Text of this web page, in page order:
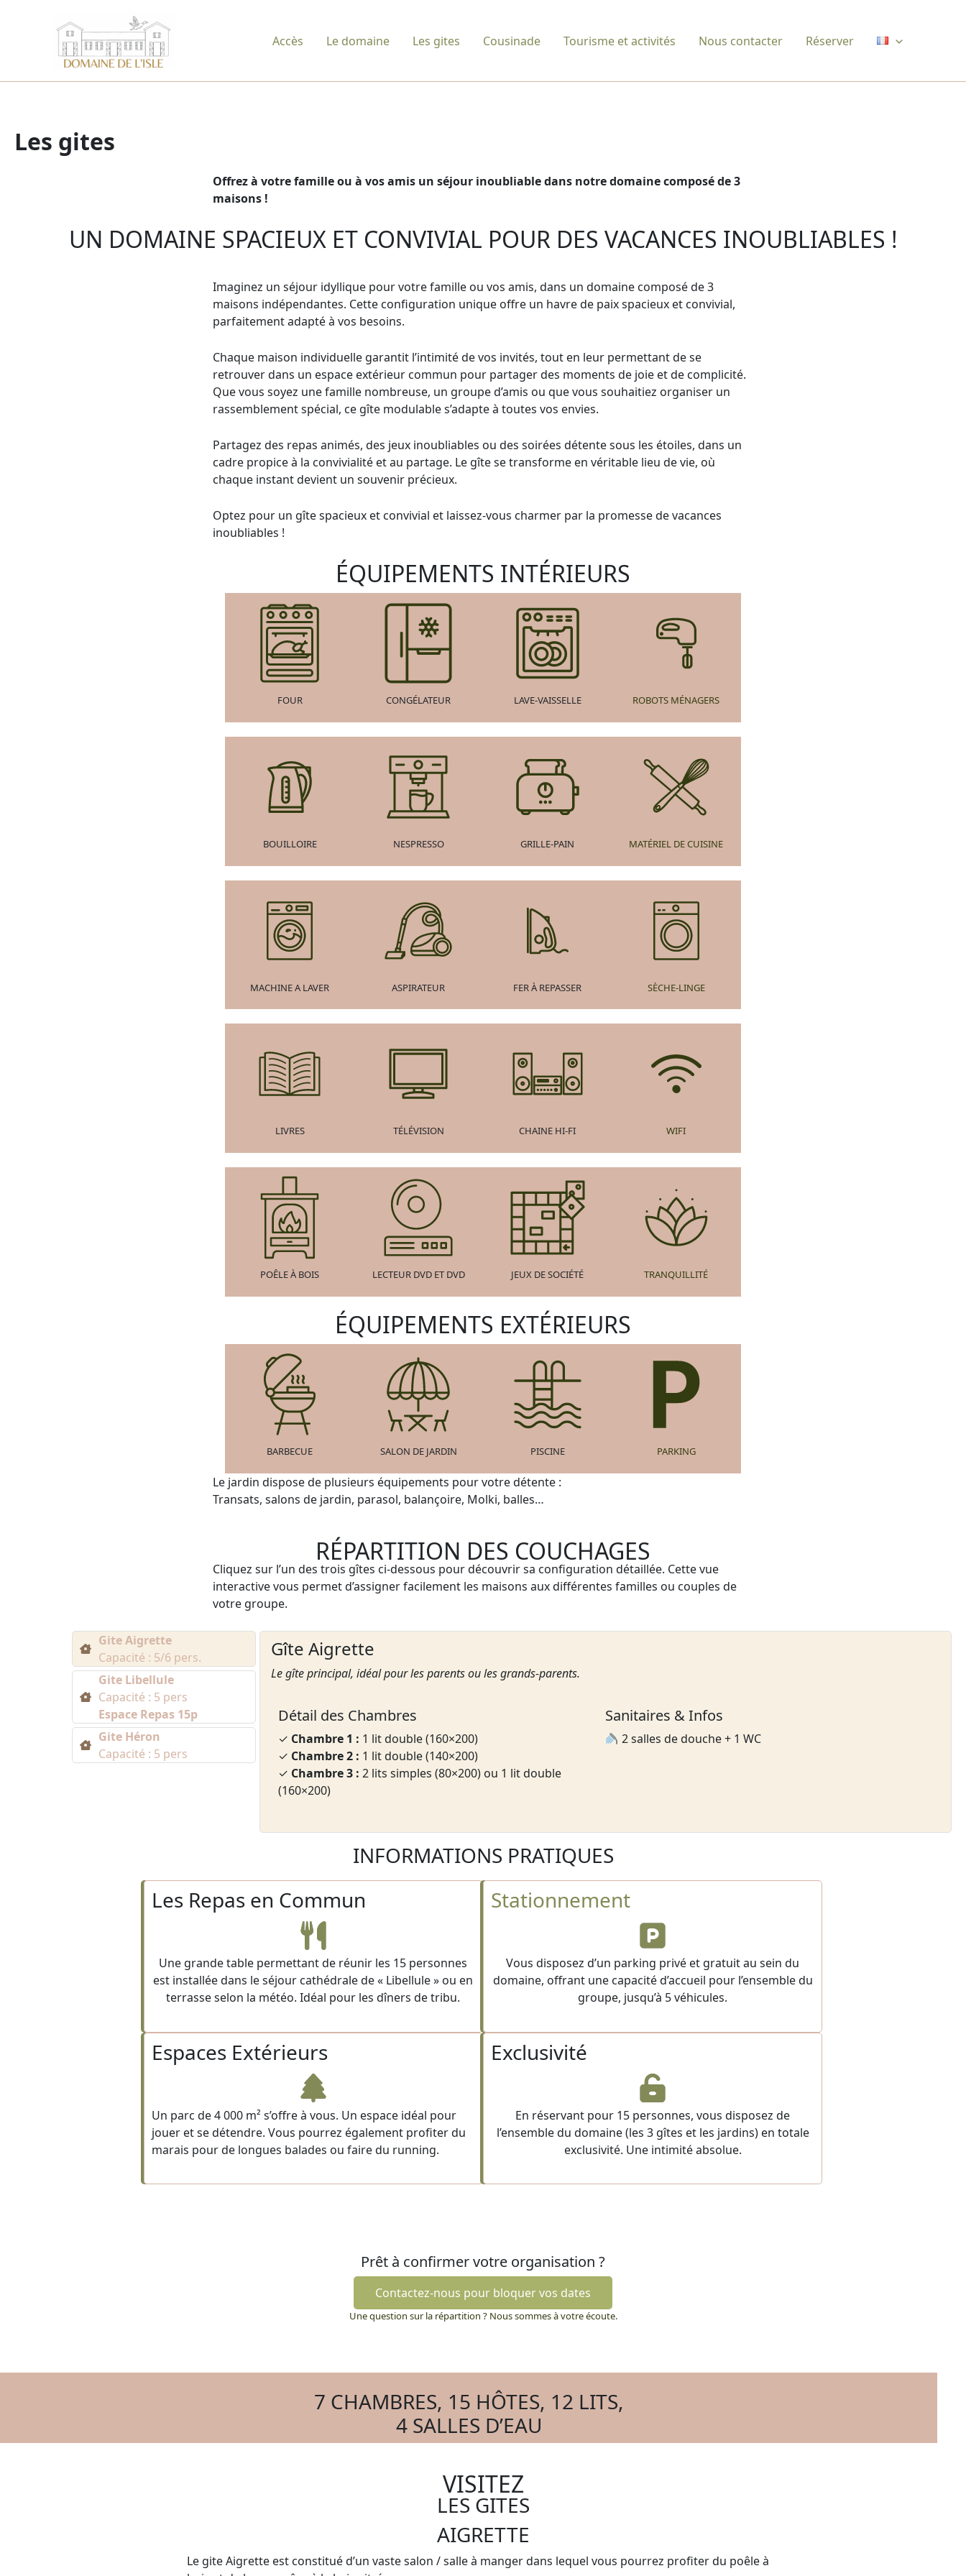
Accès Le domaine Les gites Cousinade Tourisme et activités Nous contacter Réserver
Les gites
Offrez à votre famille ou à vos amis un séjour inoubliable dans notre domaine composé de 3
maisons !
UN DOMAINE SPACIEUX ET CONVIVIAL POUR DES VACANCES INOUBLIABLES !
Imaginez un séjour idyllique pour votre famille ou vos amis, dans un domaine composé de 3
maisons indépendantes. Cette configuration unique offre un havre de paix spacieux et convivial,
parfaitement adapté à vos besoins.
Chaque maison individuelle garantit l’intimité de vos invités, tout en leur permettant de se
retrouver dans un espace extérieur commun pour partager des moments de joie et de complicité.
Que vous soyez une famille nombreuse, un groupe d’amis ou que vous souhaitiez organiser un
rassemblement spécial, ce gîte modulable s’adapte à toutes vos envies.
Partagez des repas animés, des jeux inoubliables ou des soirées détente sous les étoiles, dans un
cadre propice à la convivialité et au partage. Le gîte se transforme en véritable lieu de vie, où
chaque instant devient un souvenir précieux.
Optez pour un gîte spacieux et convivial et laissez-vous charmer par la promesse de vacances
inoubliables !
ÉQUIPEMENTS INTÉRIEURS
FOUR CONGÉLATEUR LAVE-VAISSELLE ROBOTS MÉNAGERS
BOUILLOIRE NESPRESSO GRILLE-PAIN MATÉRIEL DE CUISINE
MACHINE A LAVER ASPIRATEUR FER À REPASSER SÈCHE-LINGE
LIVRES TÉLÉVISION CHAINE HI-FI WIFI
POÊLE À BOIS LECTEUR DVD ET DVD JEUX DE SOCIÉTÉ TRANQUILLITÉ
ÉQUIPEMENTS EXTÉRIEURS
BARBECUE SALON DE JARDIN PISCINE PARKING
Le jardin dispose de plusieurs équipements pour votre détente :
Transats, salons de jardin, parasol, balançoire, Molki, balles…
RÉPARTITION DES COUCHAGES
Cliquez sur l’un des trois gîtes ci-dessous pour découvrir sa configuration détaillée. Cette vue
interactive vous permet d’assigner facilement les maisons aux différentes familles ou couples de
votre groupe.
Gite Aigrette
Capacité : 5/6 pers.
Gite Libellule
Capacité : 5 pers
Espace Repas 15p
Gite Héron
Capacité : 5 pers
Gîte Aigrette
Le gîte principal, idéal pour les parents ou les grands-parents.
Détail des Chambres
✓ Chambre 1 : 1 lit double (160×200)
✓ Chambre 2 : 1 lit double (140×200)
✓ Chambre 3 : 2 lits simples (80×200) ou 1 lit double
(160×200)
Sanitaires & Infos
2 salles de douche + 1 WC
INFORMATIONS PRATIQUES
Les Repas en Commun
Une grande table permettant de réunir les 15 personnes
est installée dans le séjour cathédrale de « Libellule » ou en
terrasse selon la météo. Idéal pour les dîners de tribu.
Stationnement
Vous disposez d’un parking privé et gratuit au sein du
domaine, offrant une capacité d’accueil pour l’ensemble du
groupe, jusqu’à 5 véhicules.
Espaces Extérieurs
Un parc de 4 000 m² s’offre à vous. Un espace idéal pour
jouer et se détendre. Vous pourrez également profiter du
marais pour de longues balades ou faire du running.
Exclusivité
En réservant pour 15 personnes, vous disposez de
l’ensemble du domaine (les 3 gîtes et les jardins) en totale
exclusivité. Une intimité absolue.
Prêt à confirmer votre organisation ?
Contactez-nous pour bloquer vos dates
Une question sur la répartition ? Nous sommes à votre écoute.
7 CHAMBRES, 15 HÔTES, 12 LITS,
4 SALLES D’EAU
VISITEZ
LES GITES
AIGRETTE
Le gite Aigrette est constitué d’un vaste salon / salle à manger dans lequel vous pourrez profiter du poêle à